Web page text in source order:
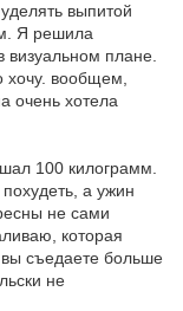
выпитой
Я решила
визуальном плане.
хочу. вообщем,
очень хотела
100 килограмм.
а ужин
не сами
которая
вы съедаете больше
не